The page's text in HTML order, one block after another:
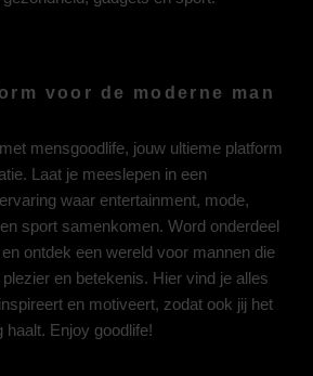
voor de moderne man
mensgoodlife, jouw ultieme platform
Laat je meeslepen in een
waar entertainment, mode,
sport samenkomen. Word onderdeel
ontdek een wereld voor mannen die
en betekenis. Hier vind je alles
en motiveert, zodat ook jij het
haalt. Enjoy goodlife!